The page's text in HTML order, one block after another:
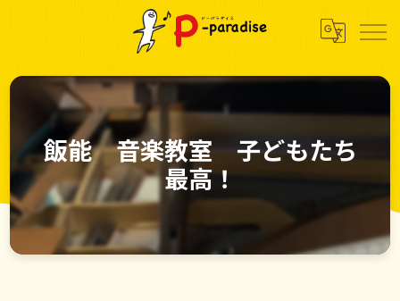
飯能 音楽教室 子どもたち
最高！